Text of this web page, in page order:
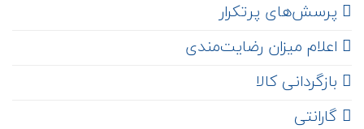
‌ پرسش‌های پرتکرار
اعلام میزان رضایت‌مندی
‌ بازگردانی کالا
گارانتی